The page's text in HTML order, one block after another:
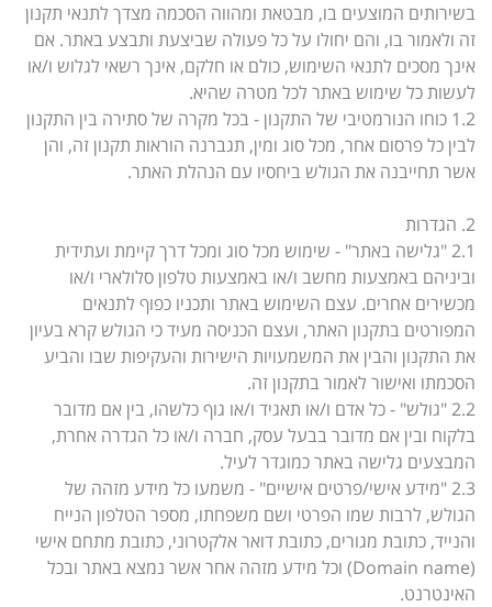
בשירותים המוצעים בו, מבטאת ומהווה הסכמה מצדך לתנאי תקנון
זה ולאמור בו, והם יחולו על כל פעולה שביצעת ותבצע באתר. אם
אינך מסכים לתנאי השימוש, כולם או חלקם, אינך רשאי לגלוש ו/או
לעשות כל שימוש באתר לכל מטרה שהיא.
1.2 כוחו הנורמטיבי של התקנון - בכל מקרה של סתירה בין התקנון
לבין כל פרסום אחר, מכל סוג ומין, תגברנה הוראות תקנון זה, והן
אשר תחייבנה את הגולש ביחסיו עם הנהלת האתר.
2. הגדרות
2.1 "גלישה באתר" - שימוש מכל סוג ומכל דרך קיימת ועתידית
וביניהם באמצעות מחשב ו/או באמצעות טלפון סלולארי ו/או
מכשירים אחרים. עצם השימוש באתר ותכניו כפוף לתנאים
המפורטים בתקנון האתר, ועצם הכניסה מעיד כי הגולש קרא בעיון
את התקנון והבין את המשמעויות הישירות והעקיפות שבו והביע
הסכמתו ואישור לאמור בתקנון זה.
2.2 "גולש" - כל אדם ו/או תאגיד ו/או גוף כלשהו, בין אם מדובר
בלקוח ובין אם מדובר בבעל עסק, חברה ו/או כל הגדרה אחרת,
המבצעים גלישה באתר כמוגדר לעיל.
2.3 "מידע אישי/פרטים אישיים" - משמעו כל מידע מזהה של
הגולש, לרבות שמו הפרטי ושם משפחתו, מספר הטלפון הנייח
והנייד, כתובת מגורים, כתובת דואר אלקטרוני, כתובת מתחם אישי
(Domain name) וכל מידע מזהה אחר אשר נמצא באתר ובכל
האינטרנט.